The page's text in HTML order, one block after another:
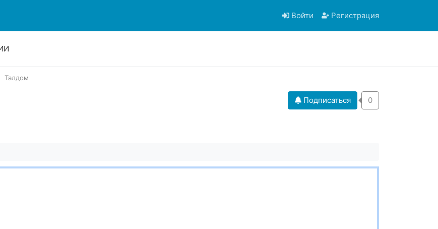
Войти Регистрация
Талдом
Подписаться 0